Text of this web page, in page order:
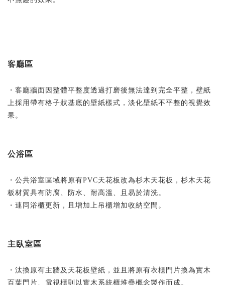
客廳區
・客廳牆面因整體平整度透過打磨後無法達到完全平整，壁紙
上採用帶有格子狀基底的壁紙樣式，淡化壁紙不平整的視覺效
果。
公浴區
・公共浴室區域將原有PVC天花板改為杉木天花板，杉木天花
板材質具有防腐、防水、耐高溫、且易於清洗。
・連同浴櫃更新，且增加上吊櫃增加收納空間。
主臥室區
・汰換原有主牆及天花板壁紙，並且將原有衣櫃門片換為實木
百葉門片、電視櫃則以實木系統櫃堆疊概念製作而成。